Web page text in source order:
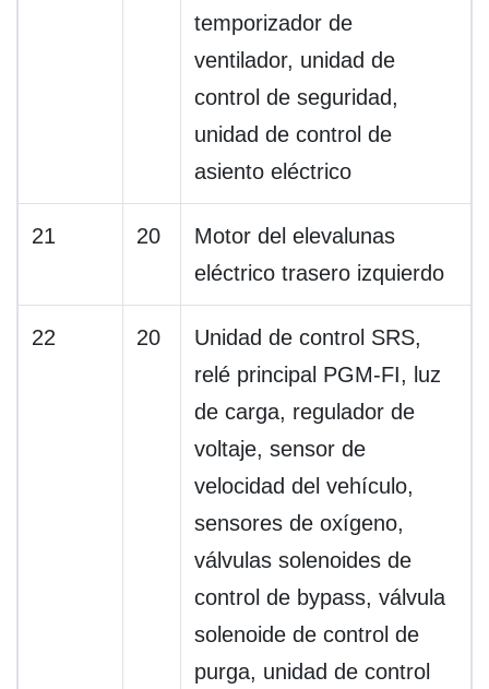
temporizador de
ventilador, unidad de
control de seguridad,
unidad de control de
asiento eléctrico
21 20
Motor del elevalunas
eléctrico trasero izquierdo
22 20
Unidad de control SRS,
relé principal PGM-FI, luz
de carga, regulador de
voltaje, sensor de
velocidad del vehículo,
sensores de oxígeno,
válvulas solenoides de
control de bypass, válvula
solenoide de control de
purga, unidad de control